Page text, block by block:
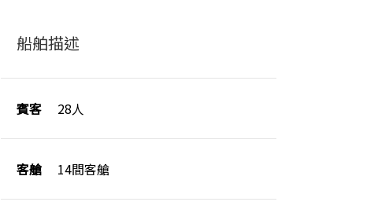
船舶描述
賓客 28人
客艙 14間客艙